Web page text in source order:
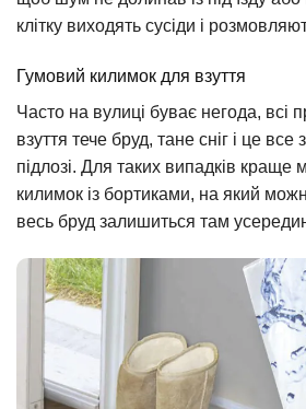
клітку виходять сусіди і
Гумовий килимок для взуття
Часто на вулиці буває негода, всі
взуття тече бруд, тане сніг і це
підлозі. Для таких випадків
килимок із бортиками, на який
весь бруд залишиться там